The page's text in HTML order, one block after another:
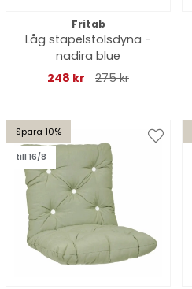
Fritab
Låg stapelstolsdyna -
nadira blue
248 kr
275 kr
Spara 10%
till 16/8